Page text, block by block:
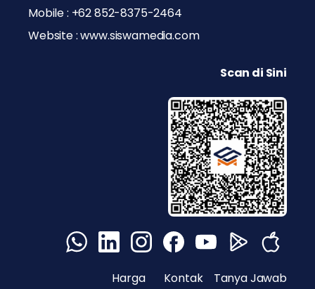
Mobile : +62 852-8375-2464
Website : www.siswamedia.com
Scan di Sini
Harga KontakTanya Jawab